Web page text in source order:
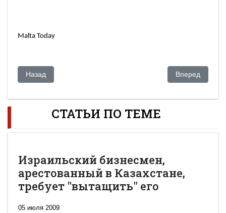
Malta Today
Предыдущий: Казахстан выиграл очередное дело у
Назад Следующий:
Вперед
СТАТЬИ ПО ТЕМЕ
Израильский бизнесмен,
арестованный в Казахстане,
требует "вытащить" его
05 июля 2009